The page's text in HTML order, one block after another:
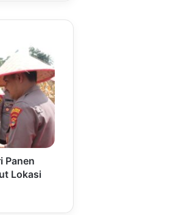
Panen
Lokasi